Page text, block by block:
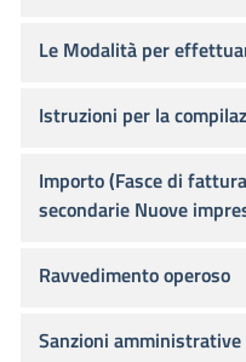
Le Modalità per
Istruzioni per la
Importo (Fasce di
secondarie Nuove
Ravvedimento operoso
Sanzioni amministrative